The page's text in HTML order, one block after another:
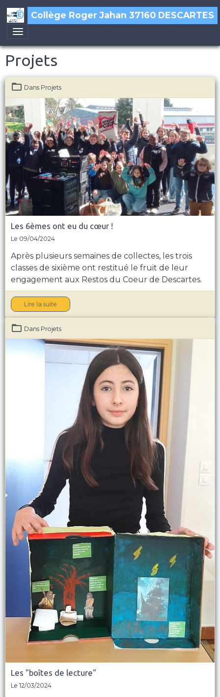
Collège Roger Jahan 37160 DESCARTES
Projets
Dans Projets
Les 6èmes ont eu du cœur !
Le 09/04/2024
Après plusieurs semaines de collectes, les trois
classes de sixième ont restitué le fruit de leur
engagement aux Restos du Coeur de Descartes.
Lire la suite
Dans Projets
Les "boîtes de lecture"
Le 12/03/2024